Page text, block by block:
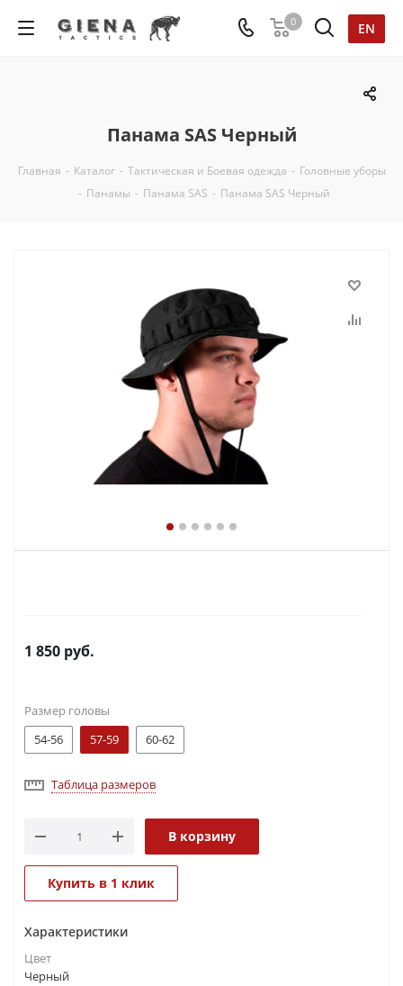
EN
0
Панама SAS Черный
Главная - Каталог - Тактическая и Боевая одежда - Головные уборы
- Панамы - Панама SAS - Панама SAS Черный
1 850 руб.
Размер головы
54-56
57-59 60-62
Таблица размеров
В корзину
Купить в 1 клик
Характеристики
Цвет
Черный